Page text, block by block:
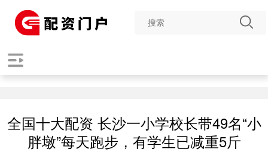
全国十大配资 长沙一小学校长带49名“小
胖墩”每天跑步，有学生已减重5斤